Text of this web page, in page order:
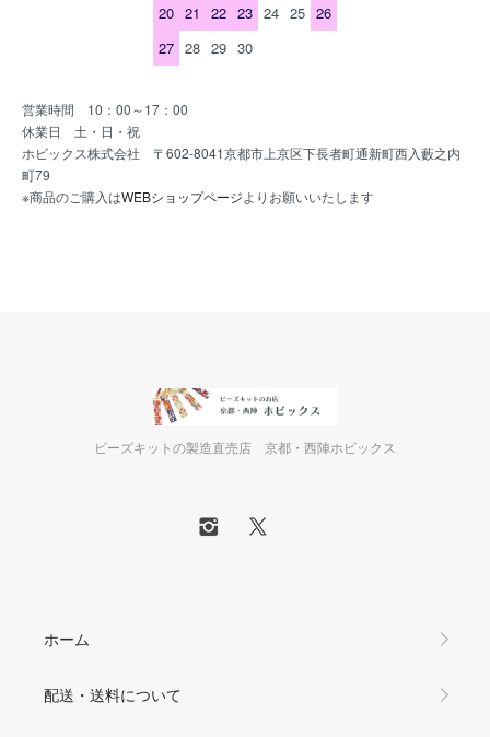
20 21 22 23 24 25 26
27 28 29 30
営業時間 10：00～17：00
休業日 土・日・祝
ホビックス株式会社 〒602-8041京都市上京区下長者町通新町西入藪之内
町79
※商品のご購入はWEBショップページよりお願いいたします
ビーズキットの製造直売店 京都・西陣ホビックス
ホーム
配送・送料について